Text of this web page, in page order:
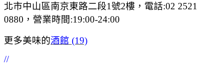
北市中山區南京東路二段1號2樓，電話:02 2521
0880，營業時間:19:00-24:00
更多美味的酒館 (19)
//